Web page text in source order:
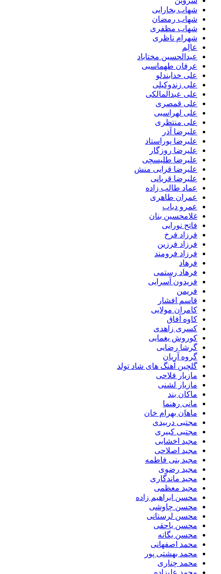
شهاب بخارایی
شهاب رمضان
شهاب مظفری
شهرام ناظری
عالِم
عبدالحسین مختاباد
عرفان طهماسبی
علی خدابندلو
علی زندوکیلی
علی عبدالمالکی
علی قمصری
علی لهراسبی
علی منتظری
علیرضا آذر
علیرضا پوراستاد
علیرضا روزگار
علیرضا طلیسچی
علیرضا قرایی منش
علیرضا قربانی
عماد طالب زاده
عمران طاهری
عمرو دیاب
غلامحسین بنان
فاتح نورایی
فرزاد فرخ
فرزاد فرزین
فرزاد فرومند
فرهاد
فرهاد رستمی
فریدون آسرایی
فریمن
قاسم افشار
کامران مولایی
کاوه آفاق
کسری زاهدی
کوروش یغمایی
گرشا رضایی
گروه آریان
گلچین آهنگ های شاد تولد
مازیار فلاحی
مازیار لشنی
ماکان بند
مانی رهنما
ماهان بهرام خان
مجتبی دربیدی
مجتبی کبیری
مجید اخشابی
مجید اصلاحی
مجید بنی فاطمه
مجید رضوی
مجید ماندگاری
مجید معظمی
محسن ابراهیم زاده
محسن چاوشی
محسن لرستانی
محسن یاحقی
محسن یگانه
محمد اصفهانی
محمد بهشتی پور
محمد چناری
محمد علیزاده